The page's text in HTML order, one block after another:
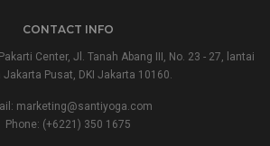
CONTACT INFO
Center, Jl. Tanah Abang III, No. 23 - 27, lantai
Jakarta Pusat, DKI Jakarta 10160.
marketing@santiyoga.com
Phone: (+6221) 350 1675